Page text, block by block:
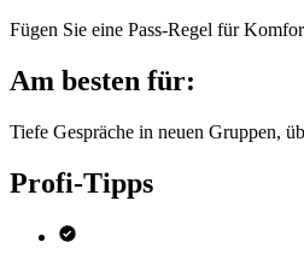
Fügen Sie eine Pass-Regel für
Am besten für:
Tiefe Gespräche in neuen Gruppen,
Profi-Tipps